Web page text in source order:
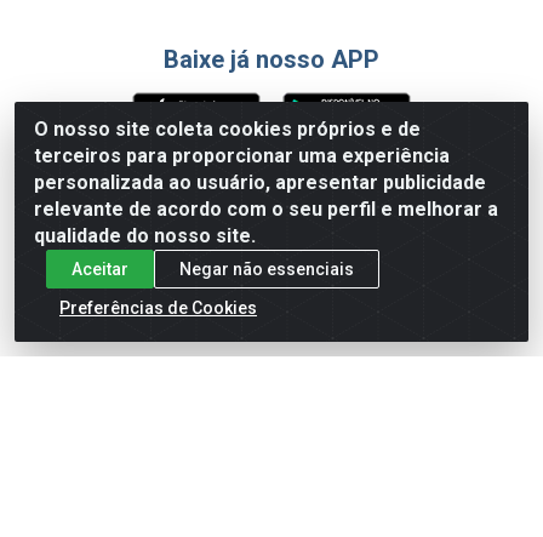
O nosso site coleta cookies próprios e de
terceiros para proporcionar uma experiência
personalizada ao usuário, apresentar publicidade
relevante de acordo com o seu perfil e melhorar a
qualidade do nosso site.
Aceitar
Negar não essenciais
Preferências de Cookies
Baixe já nosso APP
Formas de Pagamento